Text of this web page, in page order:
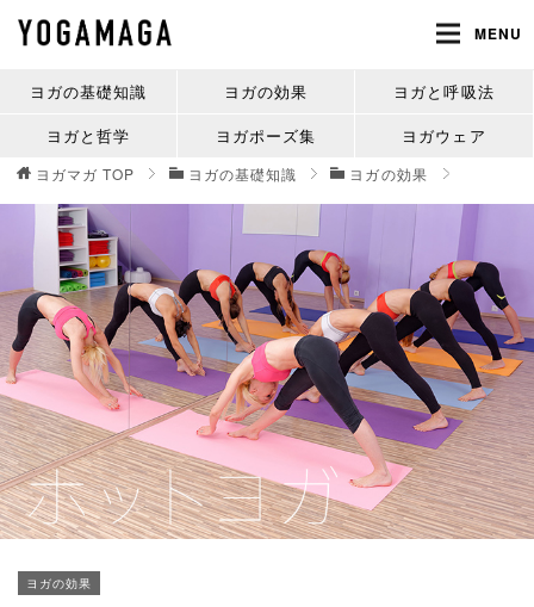
MENU
ヨガの基礎知識 ヨガの効果
ヨガと呼吸法
ヨガと哲学
ヨガポーズ集 ヨガウェア
ヨガマガ TOP ヨガの基礎知識 ヨガの効果
ヨガの効果